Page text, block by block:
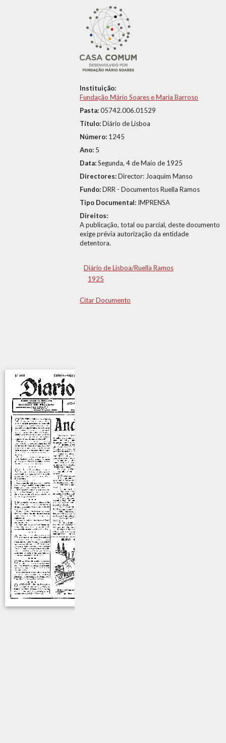
Instituição:
Fundação Mário Soares e Maria Barroso
Pasta:05742.006.01529
Título:Diário de Lisboa
Número: 1245
Ano: 5
Data:Segunda, 4 de Maio de 1925
Directores:Director: Joaquim Manso
Fundo:DRR - Documentos Ruella Ramos
Tipo Documental: IMPRENSA
Direitos:
A publicação, total ou parcial, deste documento
exige prévia autorização da entidade
detentora.
Diário de Lisboa/Ruella Ramos
1925
Citar Documento